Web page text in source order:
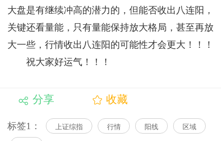
大盘是有继续冲高的潜力的，但能否收出八连阳，
关键还看量能，只有量能保持放大格局，甚至再放
大一些，行情收出八连阳的可能性才会更大！！！
祝大家好运气！！！
分享 收藏
标签1： 上证综指 行情 阳线 区域